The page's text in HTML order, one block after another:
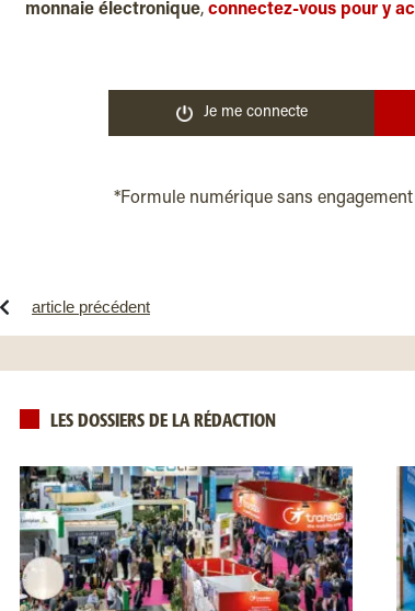
monnaie électronique, connectez-vous pour y
Je me connecte
*Formule numérique sans engagement
article précédent
LES DOSSIERS DE LA RÉDACTION